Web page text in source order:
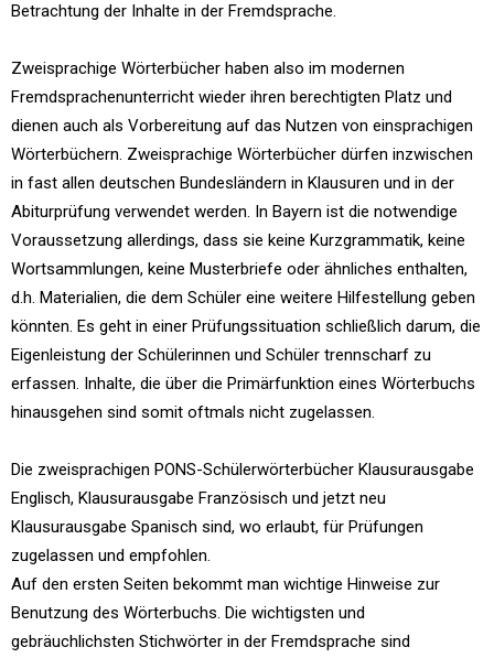
Betrachtung der Inhalte in der Fremdsprache.
Zweisprachige Wörterbücher haben also im modernen
Fremdsprachenunterricht wieder ihren berechtigten Platz und
dienen auch als Vorbereitung auf das Nutzen von einsprachigen
Wörterbüchern. Zweisprachige Wörterbücher dürfen inzwischen
in fast allen deutschen Bundesländern in Klausuren und in der
Abiturprüfung verwendet werden. In Bayern ist die notwendige
Voraussetzung allerdings, dass sie keine Kurzgrammatik, keine
Wortsammlungen, keine Musterbriefe oder ähnliches enthalten,
d.h. Materialien, die dem Schüler eine weitere Hilfestellung geben
könnten. Es geht in einer Prüfungssituation schließlich darum, die
Eigenleistung der Schülerinnen und Schüler trennscharf zu
erfassen. Inhalte, die über die Primärfunktion eines Wörterbuchs
hinausgehen sind somit oftmals nicht zugelassen.
Die zweisprachigen PONS-Schülerwörterbücher Klausurausgabe
Englisch, Klausurausgabe Französisch und jetzt neu
Klausurausgabe Spanisch sind, wo erlaubt, für Prüfungen
zugelassen und empfohlen.
Auf den ersten Seiten bekommt man wichtige Hinweise zur
Benutzung des Wörterbuchs. Die wichtigsten und
gebräuchlichsten Stichwörter in der Fremdsprache sind